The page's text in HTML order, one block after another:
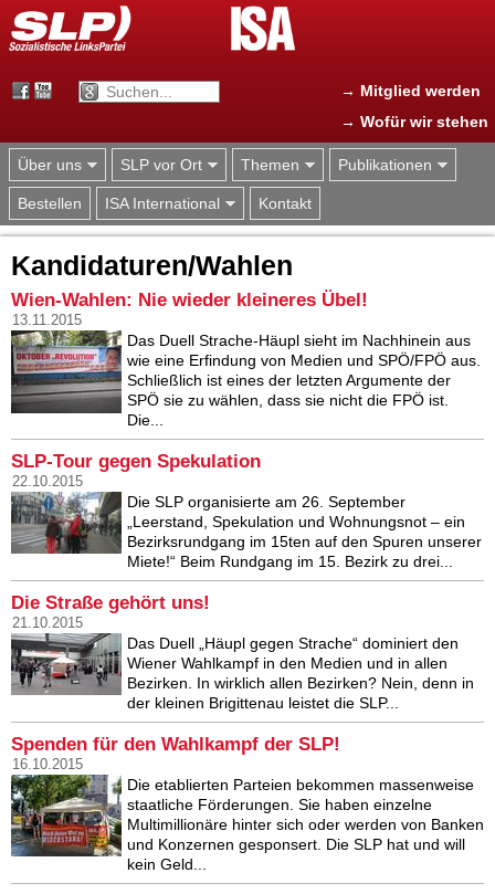
Jump to navigation
→ Mitglied werden
→ Wofür wir stehen
Über uns SLP vor Ort Themen Publikationen
Bestellen ISA International Kontakt
Kandidaturen/Wahlen
Wien-Wahlen: Nie wieder kleineres Übel!
13.11.2015
Das Duell Strache-Häupl sieht im Nachhinein aus
wie eine Erfindung von Medien und SPÖ/FPÖ aus.
Schließlich ist eines der letzten Argumente der
SPÖ sie zu wählen, dass sie nicht die FPÖ ist.
Die...
SLP-Tour gegen Spekulation
22.10.2015
Die SLP organisierte am 26. September
„Leerstand, Spekulation und Wohnungsnot – ein
Bezirksrundgang im 15ten auf den Spuren unserer
Miete!“ Beim Rundgang im 15. Bezirk zu drei...
Die Straße gehört uns!
21.10.2015
Das Duell „Häupl gegen Strache“ dominiert den
Wiener Wahlkampf in den Medien und in allen
Bezirken. In wirklich allen Bezirken? Nein, denn in
der kleinen Brigittenau leistet die SLP...
Spenden für den Wahlkampf der SLP!
16.10.2015
Die etablierten Parteien bekommen massenweise
staatliche Förderungen. Sie haben einzelne
Multimillionäre hinter sich oder werden von Banken
und Konzernen gesponsert. Die SLP hat und will
kein Geld...